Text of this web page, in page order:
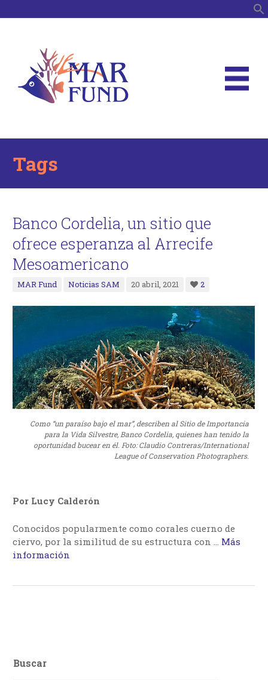
Tags
Banco Cordelia, un sitio que
ofrece esperanza al Arrecife
Mesoamericano
MAR Fund Noticias SAM 20 abril, 2021 2
Como “un paraíso bajo el mar”, describen al Sitio de Importancia
para la Vida Silvestre, Banco Cordelia, quienes han tenido la
oportunidad bucear en él. Foto: Claudio Contreras/International
League of Conservation Photographers.
Por Lucy Calderón
Conocidos popularmente como corales cuerno de
ciervo, por la similitud de su estructura con … Más
información
Buscar